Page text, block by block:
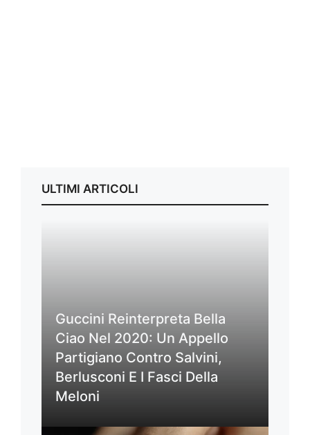
ULTIMI ARTICOLI
Guccini Reinterpreta Bella
Ciao Nel 2020: Un Appello
Partigiano Contro Salvini,
Berlusconi E I Fasci Della
Meloni